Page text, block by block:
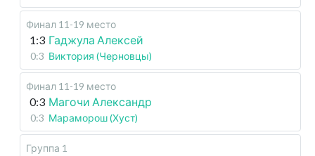
Финал 11-19 место
1:3 Гаджула Алексей
0:3 Виктория (Черновцы)
Финал 11-19 место
0:3 Магочи Александр
0:3 Мараморош (Хуст)
Группа 1